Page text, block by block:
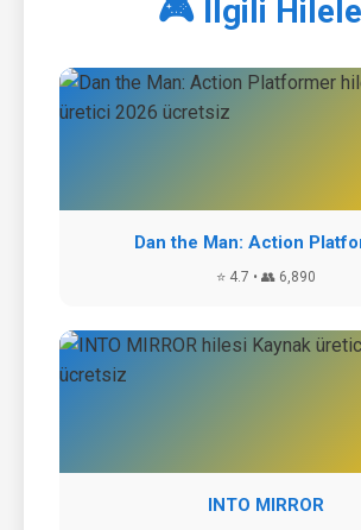
🎮 İlgili
Dan the Man: Action
⭐ 4.7 • 👥 6,890
INTO MIRROR